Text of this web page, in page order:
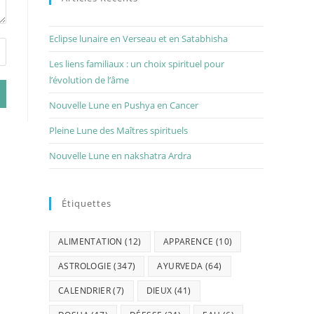
Eclipse lunaire en Verseau et en Satabhisha
Les liens familiaux : un choix spirituel pour
l’évolution de l’âme
Nouvelle Lune en Pushya en Cancer
Pleine Lune des Maîtres spirituels
Nouvelle Lune en nakshatra Ardra
Étiquettes
ALIMENTATION (12) APPARENCE (10)
ASTROLOGIE (347) AYURVEDA (64)
CALENDRIER(7) DIEUX (41)